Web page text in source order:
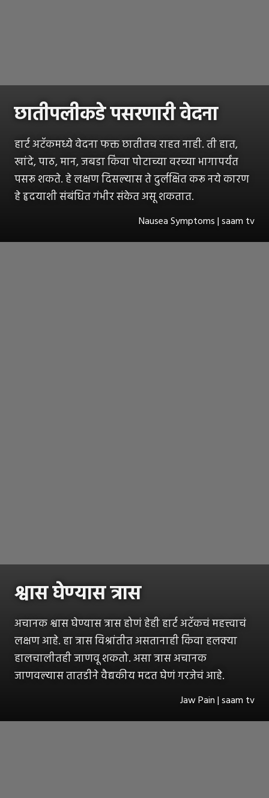
छातीपलीकडे पसरणारी वेदना
हार्ट अटॅकमध्ये वेदना फक्त छातीतच राहत नाही. ती हात,
खांदे, पाठ, मान, जबडा किंवा पोटाच्या वरच्या भागापर्यंत
पसरू शकते. हे लक्षण दिसल्यास ते दुर्लक्षित करू नये कारण
हे हृदयाशी संबंधित गंभीर संकेत असू शकतात.
Nausea Symptoms | saam tv
श्वास घेण्यास त्रास
अचानक श्वास घेण्यास त्रास होणं हेही हार्ट अटॅकचं महत्त्वाचं
लक्षण आहे. हा त्रास विश्रांतीत असतानाही किंवा हलक्या
हालचालीतही जाणवू शकतो. असा त्रास अचानक
जाणवल्यास तातडीने वैद्यकीय मदत घेणं गरजेचं आहे.
Jaw Pain | saam tv